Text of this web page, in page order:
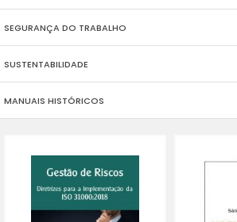
SEGURANÇA DO TRABALHO
SUSTENTABILIDADE
MANUAIS HISTÓRICOS